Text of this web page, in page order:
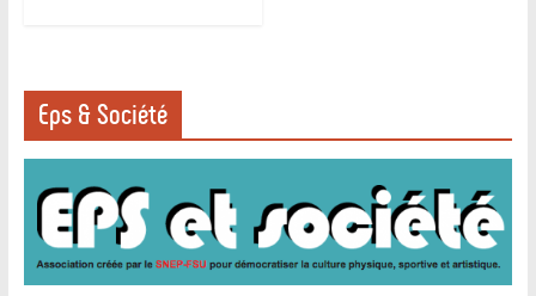
Eps & Société